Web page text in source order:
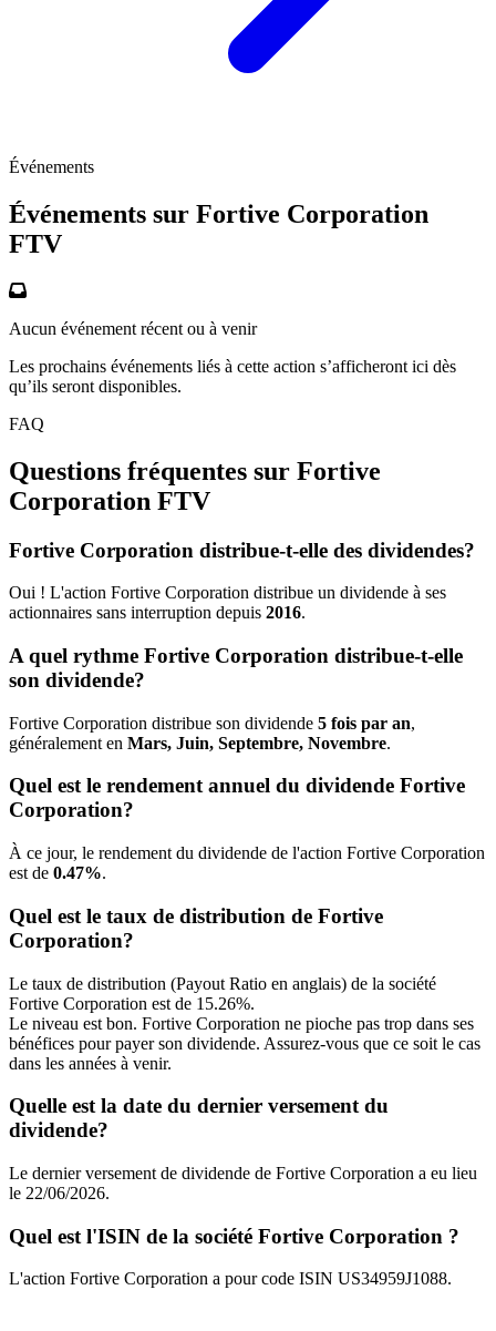
Événements
Événements sur Fortive Corporation
FTV
Aucun événement récent ou à venir
Les prochains événements liés à cette action s’afficheront ici dès
qu’ils seront disponibles.
FAQ
Questions fréquentes sur Fortive
Corporation FTV
Fortive Corporation distribue-t-elle des dividendes?
Oui ! L'action Fortive Corporation distribue un dividende à ses
actionnaires sans interruption depuis 2016.
A quel rythme Fortive Corporation distribue-t-elle
son dividende?
Fortive Corporation distribue son dividende 5 fois par an,
généralement en Mars, Juin, Septembre, Novembre.
Quel est le rendement annuel du dividende Fortive
Corporation?
À ce jour, le rendement du dividende de l'action Fortive Corporation
est de 0.47%.
Quel est le taux de distribution de Fortive
Corporation?
Le taux de distribution (Payout Ratio en anglais) de la société
Fortive Corporation est de 15.26%.
Le niveau est bon. Fortive Corporation ne pioche pas trop dans ses
bénéfices pour payer son dividende. Assurez-vous que ce soit le cas
dans les années à venir.
Quelle est la date du dernier versement du
dividende?
Le dernier versement de dividende de Fortive Corporation a eu lieu
le 22/06/2026.
Quel est l'ISIN de la société Fortive Corporation ?
L'action Fortive Corporation a pour code ISIN US34959J1088.